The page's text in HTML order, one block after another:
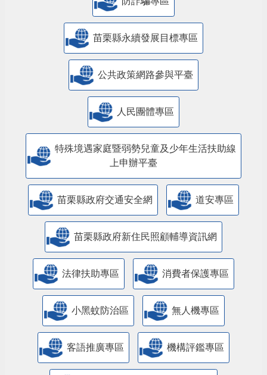
防詐騙專區
苗栗縣永續發展目標專區
公共政策網路參與平臺
人民團體專區
特殊境遇家庭暨弱勢兒童及少年生活扶助線
上申辦平臺
苗栗縣政府交通安全網 道安專區
苗栗縣政府新住民照顧輔導資訊網
法律扶助專區 消費者保護專區
小黑蚊防治區 無人機專區
客語推廣專區 機構評鑑專區